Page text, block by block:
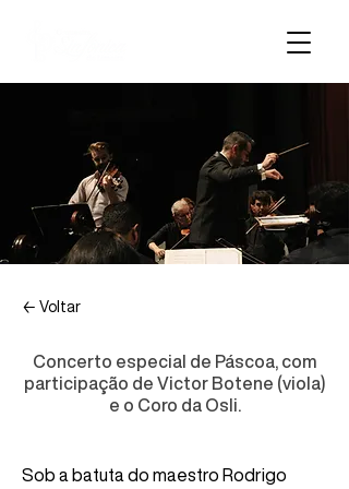
← Voltar
II CONCERTO SÉRIE
ALIANÇA
Concerto especial de Páscoa, com
participação de Victor Botene (viola)
e o Coro da Osli.
Sob a batuta do maestro Rodrigo